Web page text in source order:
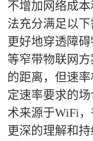
不增加网络成
法充分满足以下
更好地穿透障
等窄带物联网
的距离，但速
定速率要求的
术来源于WiFi
更深的理解和